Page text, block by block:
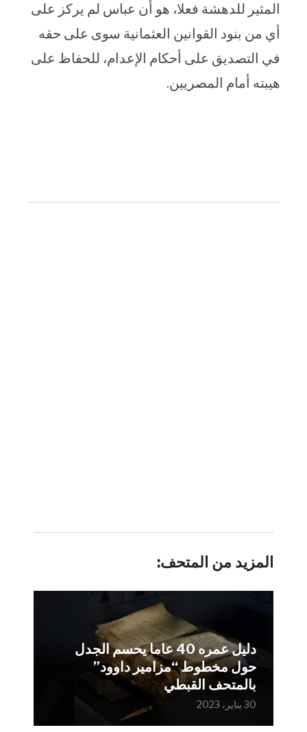
المثير للدهشة فعلا، هو أن عباس لم يركز على
أي من بنود القوانين العثمانية سوى على حقه
في التصديق على أحكام الإعدام، للحفاظ على
هيبته أمام المصريين.
المزيد من المتحف:
دليل عمره 40 عاما يحسم الجدل
حول مخطوط “مزامير داوود”
بالمتحف القبطي
30 يناير، 2023